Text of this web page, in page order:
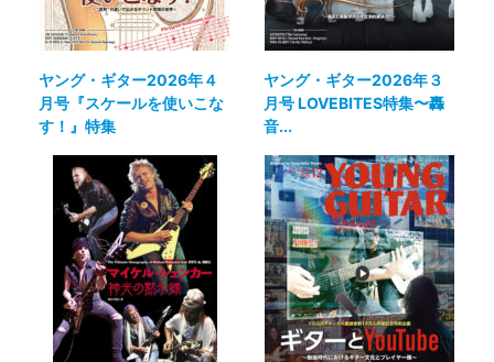
ヤング・ギター2026年４
月号『スケールを使いこな
す！』特集
ヤング・ギター2026年３
月号 LOVEBITES特集〜轟
音...